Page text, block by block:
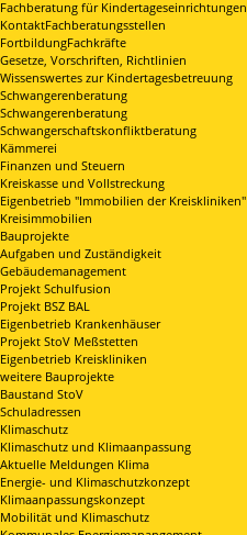
Fachberatung für Kindertageseinrichtungen
KontaktFachberatungsstellen
FortbildungFachkräfte
Gesetze, Vorschriften, Richtlinien
Wissenswertes zur Kindertagesbetreuung
Schwangerenberatung
Schwangerenberatung
Schwangerschaftskonfliktberatung
Kämmerei
Finanzen und Steuern
Kreiskasse und Vollstreckung
Eigenbetrieb "Immobilien der Kreiskliniken"
Kreisimmobilien
Bauprojekte
Aufgaben und Zuständigkeit
Gebäudemanagement
Projekt Schulfusion
Projekt BSZ BAL
Eigenbetrieb Krankenhäuser
Projekt StoV Meßstetten
Eigenbetrieb Kreiskliniken
weitere Bauprojekte
Baustand StoV
Schuladressen
Klimaschutz
Klimaschutz und Klimaanpassung
Aktuelle Meldungen Klima
Energie- und Klimaschutzkonzept
Klimaanpassungskonzept
Mobilität und Klimaschutz